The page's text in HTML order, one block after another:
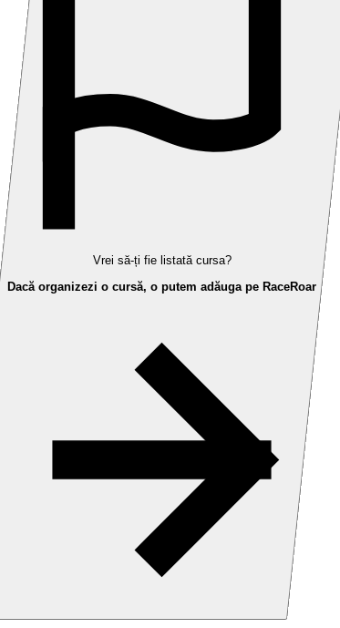
Vrei să-ți fie listată cursa?
Dacă organizezi o cursă, o putem adăuga pe RaceRoar